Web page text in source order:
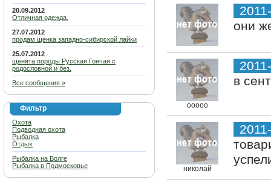
20.09.2012
Отличная одежда.
27.07.2012
продам щенка западно-сибирской лайки
25.07.2012
щенята породы Русская Гончая с
родословной и без.
Все сообщения »
Фильтр
Охота
Подводная охота
Рыбалка
Отдых
Рыбалка на Волге
Рыбалка в Подмосковье
они
ооооо
в
николай